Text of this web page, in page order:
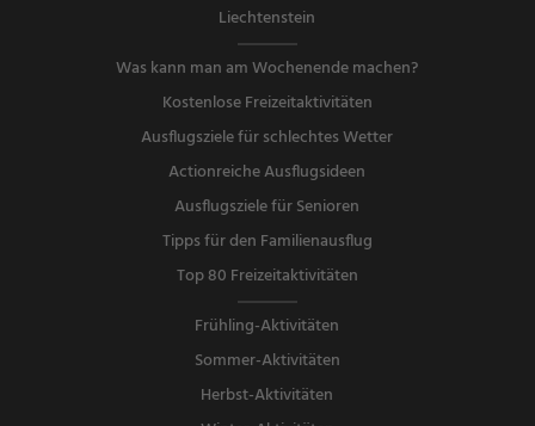
Liechtenstein
Was kann man am Wochenende machen?
Kostenlose Freizeitaktivitäten
Ausflugsziele für schlechtes Wetter
Actionreiche Ausflugsideen
Ausflugsziele für Senioren
Tipps für den Familienausflug
Top 80 Freizeitaktivitäten
Frühling-Aktivitäten
Sommer-Aktivitäten
Herbst-Aktivitäten